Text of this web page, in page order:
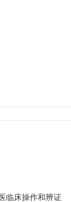
临床操作和辨证